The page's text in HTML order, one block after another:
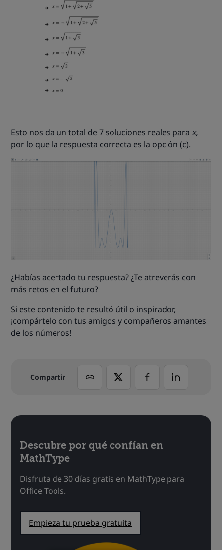
Esto nos da un total de 7 soluciones reales parax,
por lo que la respuesta correcta es la opción (c).
¿Habías acertado tu respuesta? ¿Te atreverás con
más retos en el futuro?
Si este contenido te resultó útil o inspirador,
¡compártelo con tus amigos y compañeros amantes
de los números!
Compartir
Descubre por qué confían en
MathType
Disfruta de 30 días gratis en MathType para
Office Tools.
Empieza tu prueba gratuita